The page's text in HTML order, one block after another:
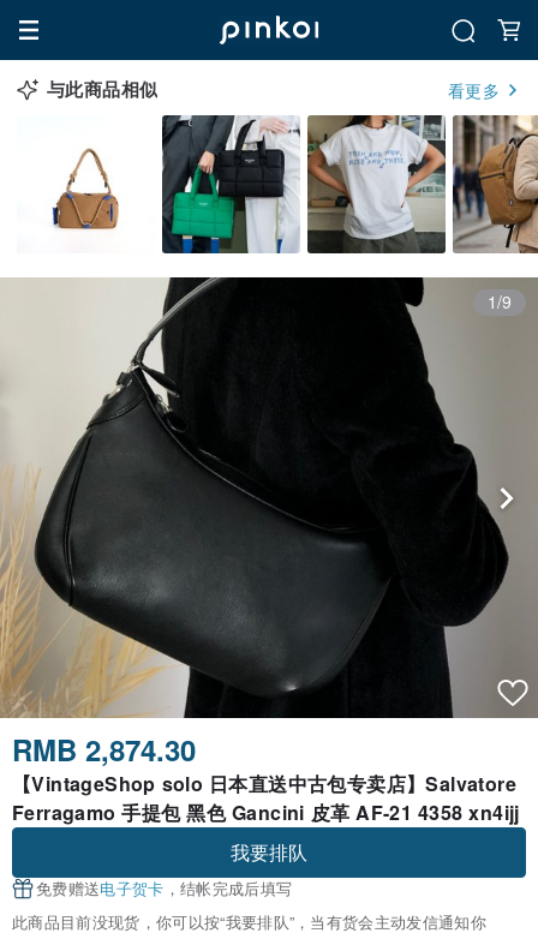
与此商品相似 看更多
1/9
RMB 2,874.30
【VintageShop solo 日本直送中古包专卖店】Salvatore
Ferragamo 手提包 黑色 Gancini 皮革 AF-21 4358 xn4ijj
我要排队
免费赠送电子贺卡 ，结帐完成后填写
此商品目前没现货，你可以按“我要排队”，当有货会主动发信通知你